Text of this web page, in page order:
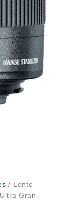
/ Lente
Gran